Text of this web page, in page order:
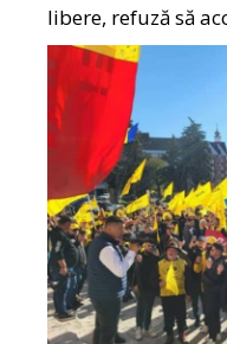
libere, refuză să